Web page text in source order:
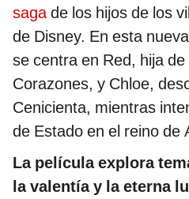
sagade los hijos de los
de Disney. En esta
se centra en Red, hija
Corazones, y Chloe,
Cenicienta, mientras
de Estado en el reino de
La película explora
la valentía y la eterna